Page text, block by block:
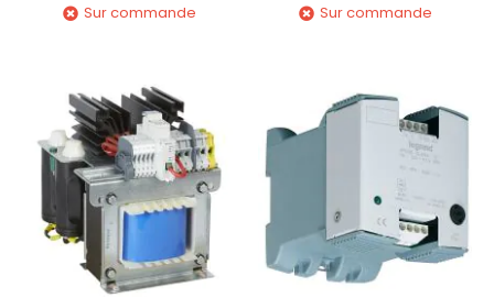
Sur commande
Sur commande